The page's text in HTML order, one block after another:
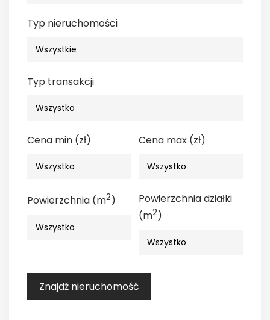
Typ nieruchomości
Typ transakcji
Cena min (zł) Cena max (zł)
Powierzchnia (m2)
Powierzchnia działki
(m2)